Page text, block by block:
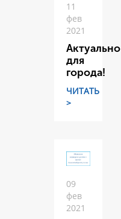
11
фев
2021
Актуально
для
города!
ЧИТАТЬ
>
09
фев
2021